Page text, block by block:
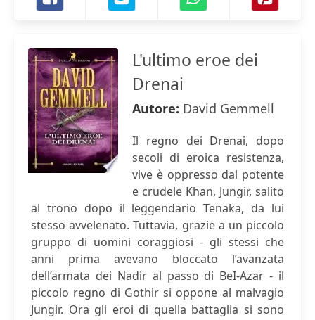
L'ultimo eroe dei
Drenai
Autore: David Gemmell
Il regno dei Drenai, dopo
secoli di eroica resistenza,
vive è oppresso dal potente
e crudele Khan, Jungir, salito
al trono dopo il leggendario Tenaka, da lui
stesso avvelenato. Tuttavia, grazie a un piccolo
gruppo di uomini coraggiosi - gli stessi che
anni prima avevano bloccato l’avanzata
dell’armata dei Nadir al passo di BeI-Azar - il
piccolo regno di Gothir si oppone al malvagio
Jungir. Ora gli eroi di quella battaglia si sono